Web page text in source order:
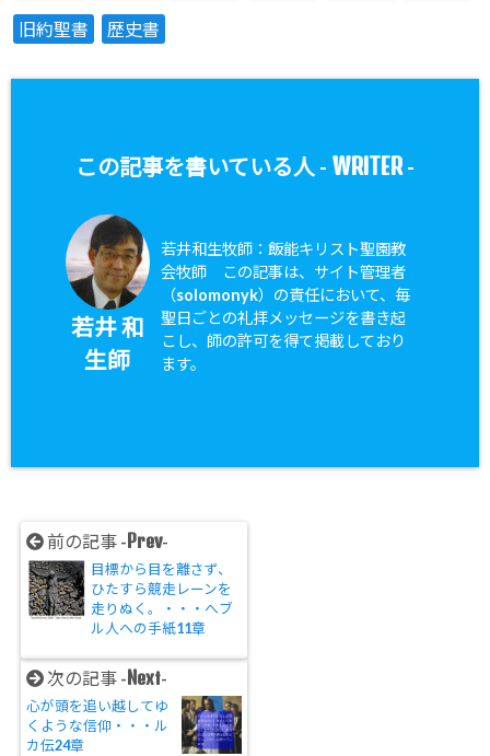
旧約聖書 歴史書
この記事を書いている人 - WRITER-
若井 和
生師
若井和生牧師：飯能キリスト聖園教
会牧師 この記事は、サイト管理者
（solomonyk）の責任において、毎
聖日ごとの礼拝メッセージを書き起
こし、師の許可を得て掲載しており
ます。
前の記事 - Prev-
目標から目を離さず、
ひたすら競走レーンを
走りぬく。・・・へブ
ル人への手紙11章
次の記事 - Next-
心が頭を追い越してゆ
くような信仰・・・ル
カ伝24章